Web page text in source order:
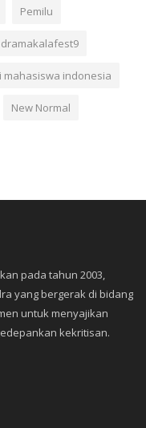
Pemilu
dramakalafest9
mahasiswa indonesia
New Normal
pada tahun 2003,
yang bergerak di bidang
untuk menyajikan
kekritisan.